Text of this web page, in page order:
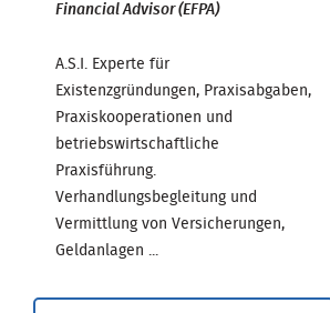
Financial Advisor (EFPA)
A.S.I. Experte für
Existenzgründungen, Praxisabgaben,
Praxiskooperationen und
betriebswirtschaftliche
Praxisführung.
Verhandlungsbegleitung und
Vermittlung von Versicherungen,
Geldanlagen ...